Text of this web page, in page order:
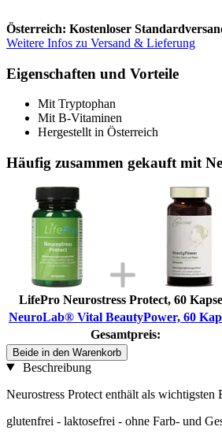
Österreich: Kostenloser
Weitere Infos zu Versand & Lieferung
Eigenschaften und Vorteile
Mit Tryptophan
Mit B-Vitaminen
Hergestellt in Österreich
Häufig zusammen gekauft mit
LifePro Neurostress Protect, 60
NeuroLab® Vital BeautyPower, 60
Gesamtpreis:
Beide in den Warenkorb
Beschreibung
Neurostress Protect enthält als
glutenfrei - laktosefrei - ohne Farb- und